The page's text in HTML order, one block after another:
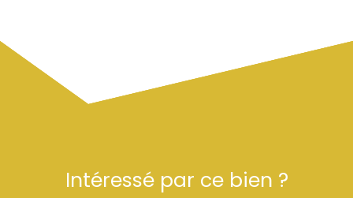
Intéressé par ce bien ?